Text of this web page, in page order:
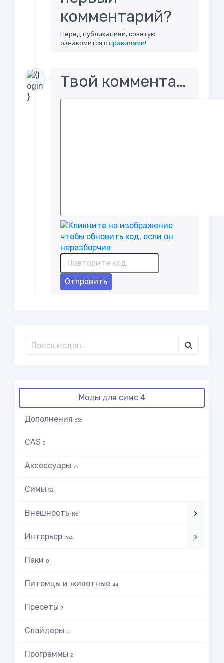
комментарий?
Перед публикацией, советую
ознакомится справилами!
Твой комментарий..
Отправить
Моды для симс 4
Дополнения 636
CAS 5
Аксессуары 76
Симы 52
Внешность 196
Интерьер 264
Паки 0
Питомцы и животные 44
Пресеты 7
Слайдеры 0
Программы 2